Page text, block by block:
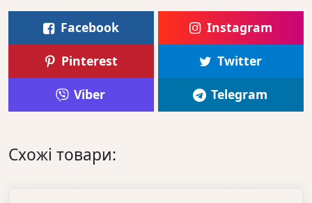
Facebook
Instagram
Pinterest
Twitter
Viber
Telegram
Схожі товари: